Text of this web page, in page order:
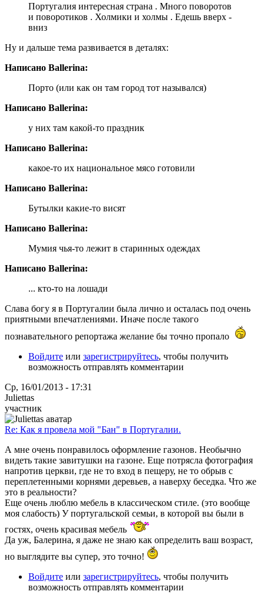
Португалия интересная страна . Много поворотов
и поворотиков . Холмики и холмы . Едешь вверх -
вниз
Ну и дальше тема развивается в деталях:
Написано Ballerina:
Порто (или как он там город тот назывался)
Написано Ballerina:
у них там какой-то праздник
Написано Ballerina:
какое-то их национальное мясо готовили
Написано Ballerina:
Бутылки какие-то висят
Написано Ballerina:
Мумия чья-то лежит в старинных одеждах
Написано Ballerina:
... кто-то на лошади
Слава богу я в Португалии была лично и осталась под очень
приятными впечатлениями. Иначе после такого
познавательного репортажа желание бы точно пропало
Войдите или зарегистрируйтесь, чтобы получить
возможность отправлять комментарии
Ср, 16/01/2013 - 17:31
Juliettas
участник
Re: Как я провела мой "Бан" в Португалии.
А мне очень понравилось оформление газонов. Необычно
видеть такие завитушки на газоне. Еще потрясла фотография
напротив церкви, где не то вход в пещеру, не то обрыв с
переплетенными корнями деревьев, а наверху беседка. Что же
это в реальности?
Еще очень люблю мебель в классическом стиле. (это вообще
моя слабость) У португальской семьи, в которой вы были в
гостях, очень красивая мебель
Да уж, Балерина, я даже не знаю как определить ваш возраст,
но выглядите вы супер, это точно!
Войдите или зарегистрируйтесь, чтобы получить
возможность отправлять комментарии